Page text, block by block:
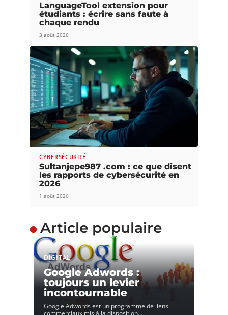
LanguageTool extension pour
étudiants : écrire sans faute à
chaque rendu
3 août 2026
CYBERSÉCURITÉ
Sultanjepe987 .com : ce que disent
les rapports de cybersécurité en
2026
1 août 2026
Article populaire
DIGITAL
Google Adwords :
toujours un levier
incontournable
Google Adwords est un programme de liens
commerciaux mis à la disposition…